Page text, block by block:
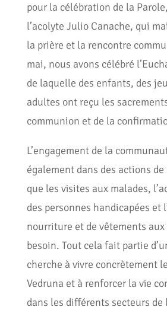
pour la célébration de la
l’acolyte Julio Canache, qui
la prière et la rencontre
mai, nous avons célébré
de laquelle des enfants, des
adultes ont reçu les
communion et de la
L’engagement de la
également dans des actions
que les visites aux malades,
des personnes handicapées et
nourriture et de vêtements
besoin. Tout cela fait partie
cherche à vivre concrètement
Vedruna et à renforcer la vie
dans les différents secteurs de